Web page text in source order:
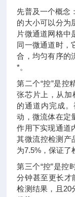
先普及一个概念
的大小可以分为
片微通道网格中
同一微通道时，
合，均匀有序的
*。
第二个“控”是控
张芯片上，从加
的通道内完成
动，微流体在定
作用下实现通道
其微流控检测产
为7.5%，保证了
第三个“控”是控
分钟甚至更长才
检测结果，且20